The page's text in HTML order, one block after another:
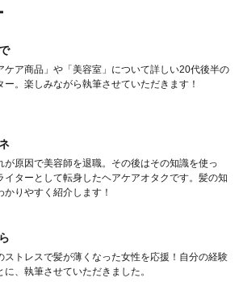
ケア商品」や「美容室」について詳しい20代後半の
ー。楽しみながら執筆させていただきます！
が原因で美容師を退職。その後はその知識を使っ
イターとして転身したヘアケアオタクです。髪の知
かりやすく紹介します！
ストレスで髪が薄くなった女性を応援！自分の経験
に、執筆させていただきました。